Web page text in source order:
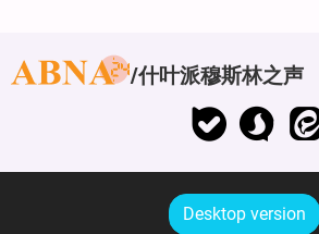
什叶派穆斯林之声
Desktop version